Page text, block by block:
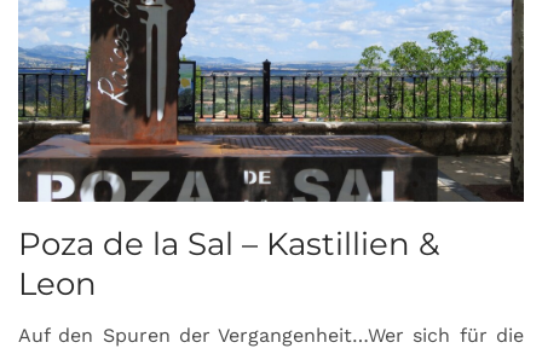
Poza de la Sal – Kastillien &
Leon
Auf den Spuren der Vergangenheit…Wer sich für die